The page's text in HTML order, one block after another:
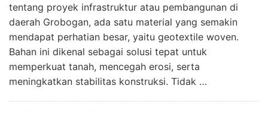
tentang proyek infrastruktur atau pembangunan di
daerah Grobogan, ada satu material yang semakin
mendapat perhatian besar, yaitu geotextile woven.
Bahan ini dikenal sebagai solusi tepat untuk
memperkuat tanah, mencegah erosi, serta
meningkatkan stabilitas konstruksi. Tidak …